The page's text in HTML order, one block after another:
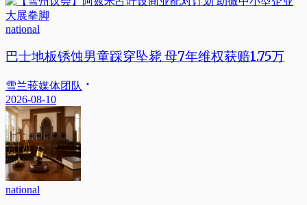
national
巴士地板锈蚀男童踩穿坠毙 母7年维权获赔1.75万
雪兰莪媒体团队
2026-08-10
national